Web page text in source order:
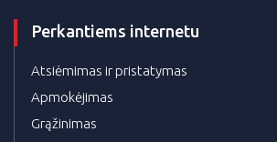
Perkantiems internetu
Atsiėmimas ir pristatymas
Apmokėjimas
Grąžinimas